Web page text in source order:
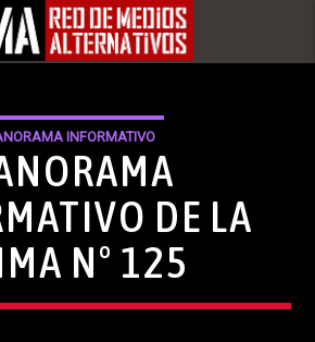
INFORMATIVO
DE LA
Nº 125